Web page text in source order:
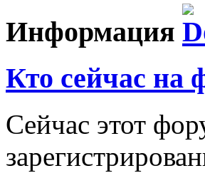
Информация
Кто сейчас на
Сейчас этот